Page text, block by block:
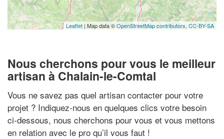
Leaflet | Map data ©OpenStreetMap contributors, CC-BY-SA
Nous cherchons pour vous le meilleur
artisan à Chalain-le-Comtal
Vous ne savez pas quel artisan contacter pour votre
projet ? Indiquez-nous en quelques clics votre besoin
ci-dessous, nous cherchons pour vous et vous mettons
en relation avec le pro qu’il vous faut !